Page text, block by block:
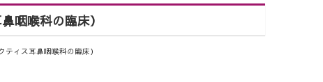
咽喉科の臨床）
ィス耳鼻咽喉科の臨床）